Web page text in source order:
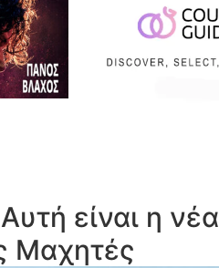
είναι η νέα
Μαχητές